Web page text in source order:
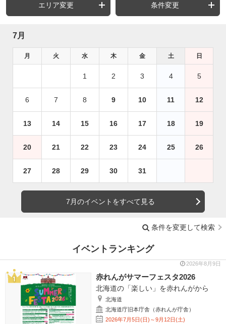
エリア変更 条件変更
7月
月 火 水 木 金 土 日
1 2 3 4 5
6 7 8 9 10 11 12
13 14 15 16 17 18 19
20 21 22 23 24 25 26
27 28 29 30 31
7月のイベントをすべて見る
条件を変更して検索
イベントランキング
2026年8月9日
赤れんがサマーフェスタ2026
北海道の「楽しい」を赤れんがから
北海道
北海道庁旧本庁舎（赤れんが庁舎）
2026年7月5日(日)～9月12日(土)